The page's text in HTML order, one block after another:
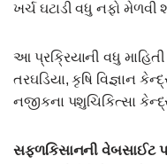
ખર્ચ ઘટાડી વધુ નફો મેળવી
આ પ્રક્રિયાની વધુ માહિતી
તરઘડિયા, કૃષિ વિજ્ઞાન
નજીકના પશુચિકિત્સા
સફ્ળકિસાનની વેબસાઈટ પર